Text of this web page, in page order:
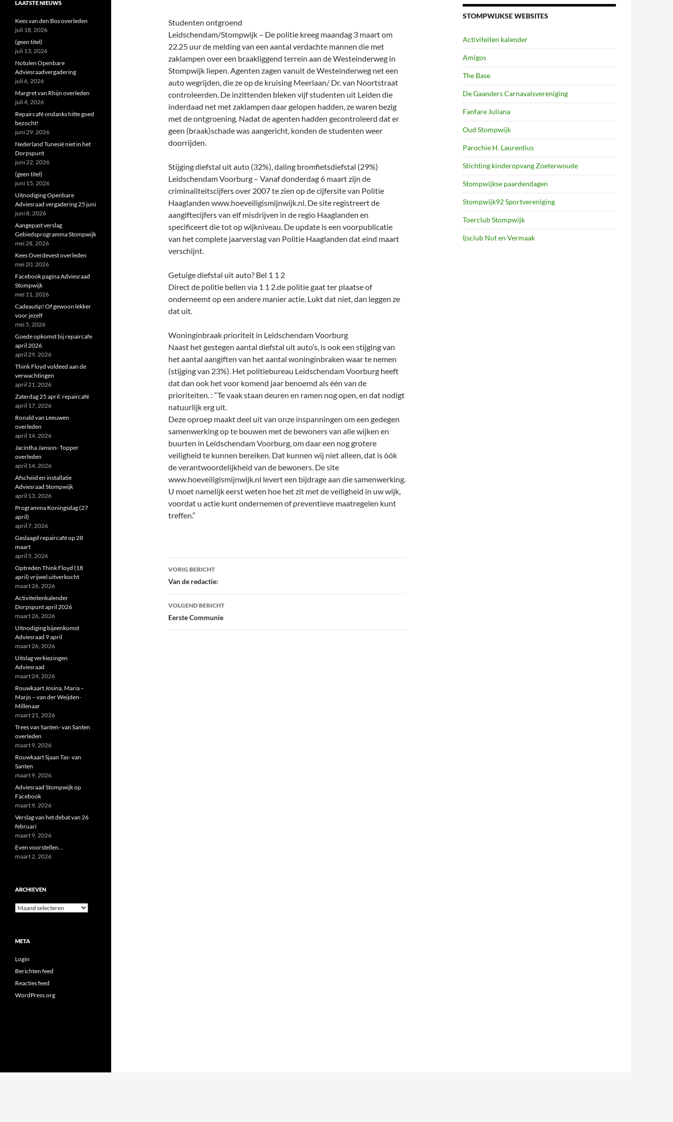
Studenten ontgroend
Leidschendam/Stompwijk – De politie kreeg maandag 3 maart om
22.25 uur de melding van een aantal verdachte mannen die met
zaklampen over een braakliggend terrein aan de Westeinderweg in
Stompwijk liepen. Agenten zagen vanuit de Westeinderweg net een
auto wegrijden, die ze op de kruising Meerlaan/ Dr. van Noortstraat
controleerden. De inzittenden bleken vijf studenten uit Leiden die
inderdaad net met zaklampen daar gelopen hadden, ze waren bezig
met de ontgroening. Nadat de agenten hadden gecontroleerd dat er
geen (braak)schade was aangericht, konden de studenten weer
doorrijden.
Stijging diefstal uit auto (32%), daling bromfietsdiefstal (29%)
Leidschendam Voorburg – Vanaf donderdag 6 maart zijn de
criminaliteitscijfers over 2007 te zien op de cijfersite van Politie
Haaglanden www.hoeveiligismijnwijk.nl. De site registreert de
aangiftecijfers van elf misdrijven in de regio Haaglanden en
specificeert die tot op wijkniveau. De update is een voorpublicatie
van het complete jaarverslag van Politie Haaglanden dat eind maart
verschijnt.
Getuige diefstal uit auto? Bel 1 1 2
Direct de politie bellen via 1 1 2.de politie gaat ter plaatse of
onderneemt op een andere manier actie. Lukt dat niet, dan leggen ze
dat uit.
Woninginbraak prioriteit in Leidschendam Voorburg
Naast het gestegen aantal diefstal uit auto’s, is ook een stijging van
het aantal aangiften van het aantal woninginbraken waar te nemen
(stijging van 23%). Het politiebureau Leidschendam Voorburg heeft
dat dan ook het voor komend jaar benoemd als één van de
prioriteiten. : “Te vaak staan deuren en ramen nog open, en dat nodigt
natuurlijk erg uit.
Deze oproep maakt deel uit van onze inspanningen om een gedegen
samenwerking op te bouwen met de bewoners van alle wijken en
buurten in Leidschendam Voorburg, om daar een nog grotere
veiligheid te kunnen bereiken. Dat kunnen wij niet alleen, dat is óók
de verantwoordelijkheid van de bewoners. De site
www.hoeveiligismijnwijk.nl levert een bijdrage aan die samenwerking.
U moet namelijk eerst weten hoe het zit met de veiligheid in uw wijk,
voordat u actie kunt ondernemen of preventieve maatregelen kunt
treffen.”
Bericht
navigatie
VORIG BERICHT
Van de redactie:
VOLGEND BERICHT
Eerste Communie
STOMPWIJKSE WEBSITES
Activiteiten kalender
Amigos
The Base
De Gaanders Carnavalsvereniging
Fanfare Juliana
Oud Stompwijk
Parochie H. Laurentius
Stichting kinderopvang Zoeterwoude
Stompwijkse paardendagen
Stompwijk92 Sportvereniging
Toerclub Stompwijk
Ijsclub Nut en Vermaak
LAATSTE NIEUWS
Kees van den Bos overleden
juli 18, 2026
(geen titel)
juli 13, 2026
Notulen Openbare
Adviesraadvergadering
juli 6, 2026
Margret van Rhijn overleden
juli 4, 2026
Repaircafé ondanks hitte goed
bezocht!
juni 29, 2026
Nederland Tunesië niet in het
Dorpspunt
juni 22, 2026
(geen titel)
juni 15, 2026
Uitnodiging Openbare
Adviesraad vergadering 25 juni
juni 8, 2026
Aangepast verslag
Gebiedsprogramma Stompwijk
mei 28, 2026
Kees Overdevest overleden
mei 20, 2026
Facebook pagina Adviesraad
Stompwijk
mei 11, 2026
Cadeautip! Of gewoon lekker
voor jezelf
mei 5, 2026
Goede opkomst bij repaircafe
april 2026
april 29, 2026
Think Floyd voldeed aan de
verwachtingen
april 21, 2026
Zaterdag 25 april: repaircafé
april 17, 2026
Ronald van Leeuwen
overleden
april 14, 2026
Jacintha Janson- Topper
overleden
april 14, 2026
Afscheid en installatie
Adviesraad Stompwijk
april 13, 2026
Programma Koningsdag (27
april)
april 7, 2026
Geslaagd repaircafé op 28
maart
april 5, 2026
Optreden Think Floyd (18
april) vrijwel uitverkocht
maart 26, 2026
Activiteitenkalender
Dorpspunt april 2026
maart 26, 2026
Uitnodiging bijeenkomst
Adviesraad 9 april
maart 26, 2026
Uitslag verkiezingen
Adviesraad
maart 24, 2026
Rouwkaart Josina, Maria –
Marjo – van der Weijden-
Millenaar
maart 21, 2026
Trees van Santen- van Santen
overleden
maart 9, 2026
Rouwkaart Sjaan Tas- van
Santen
maart 9, 2026
Adviesraad Stompwijk op
Facebook
maart 9, 2026
Verslag van het debat van 26
februari
maart 9, 2026
Even voorstellen…
maart 2, 2026
ARCHIEVEN
Archieven
META
Login
Berichten feed
Reacties feed
WordPress.org